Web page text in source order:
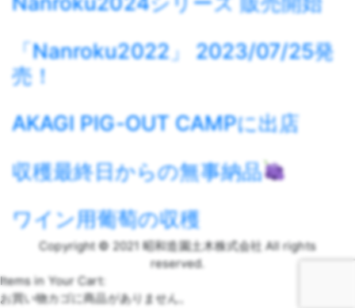
「Nanroku2022」 2023/07/25発
売！
AKAGI PIG-OUT CAMPに出店
収穫最終日からの無事納品
ワイン用葡萄の収穫
Copyright © 2021 昭和造園土木株式会社 All rights
reserved.
Items in Your Cart:
お買い物カゴに商品がありません。